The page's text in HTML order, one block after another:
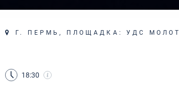
Г. ПЕРМЬ, ПЛОЩАДКА: УДС МОЛОТ
18:30